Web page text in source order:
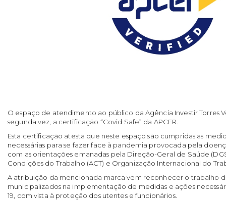
O espaço de atendimento ao público da Agência Investir Torres
segunda vez, a certificação “Covid Safe” da APCER.
Esta certificação atesta que neste espaço são cumpridas as
necessárias para se fazer face à pandemia provocada pela
com as orientações emanadas pela Direção-Geral de Saúde
Condições do Trabalho (ACT) e Organização Internacional do
A atribuição da mencionada marca vem reconhecer o trabalho
municipalizados na implementação de medidas e ações
19, com vista à proteção dos utentes e funcionários.